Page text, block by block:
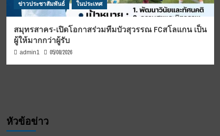
ข่าวประชาสัมพันธ์ ในประเทศ
สมุทรสาคร-เปิดโอกาสร่วมทีมบัวสุวรรณ FCสโลแกน เป็น
ผู้ให้มากกว่าผู้รับ
admin1 05/08/2026
หัวข้อข่าว